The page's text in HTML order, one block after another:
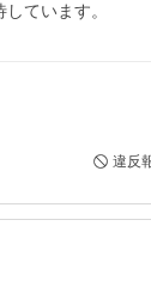
ています。
違反